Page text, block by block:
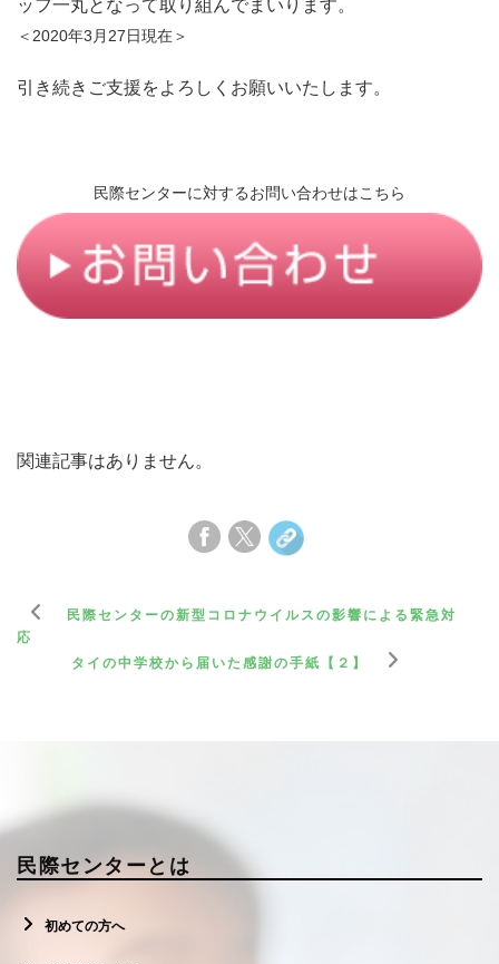
ッフ一丸となって取り組んでまいります。
＜2020年3月27日現在＞
引き続きご支援をよろしくお願いいたします。
民際センターに対するお問い合わせはこちら
関連記事はありません。
民際センターの新型コロナウイルスの影響による緊急対
応
タイの中学校から届いた感謝の手紙【２】
民際センターとは
初めての方へ